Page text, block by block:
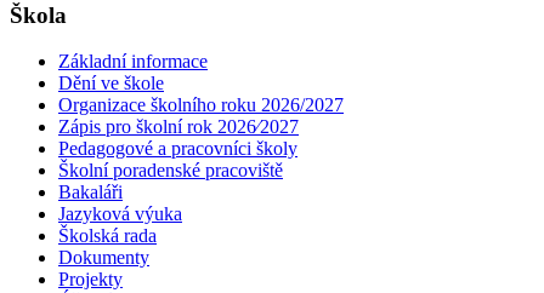
Škola
Základní informace
Dění ve škole
Organizace školního roku 2026/2027
Zápis pro školní rok 2026⁄2027
Pedagogové a pracovníci školy
Školní poradenské pracoviště
Bakaláři
Jazyková výuka
Školská rada
Dokumenty
Projekty